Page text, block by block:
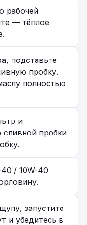
рабочей
— тёплое
подставьте
пробку.
полностью
и
сливной пробки
40 / 10W-40
запустите
и убедитесь в